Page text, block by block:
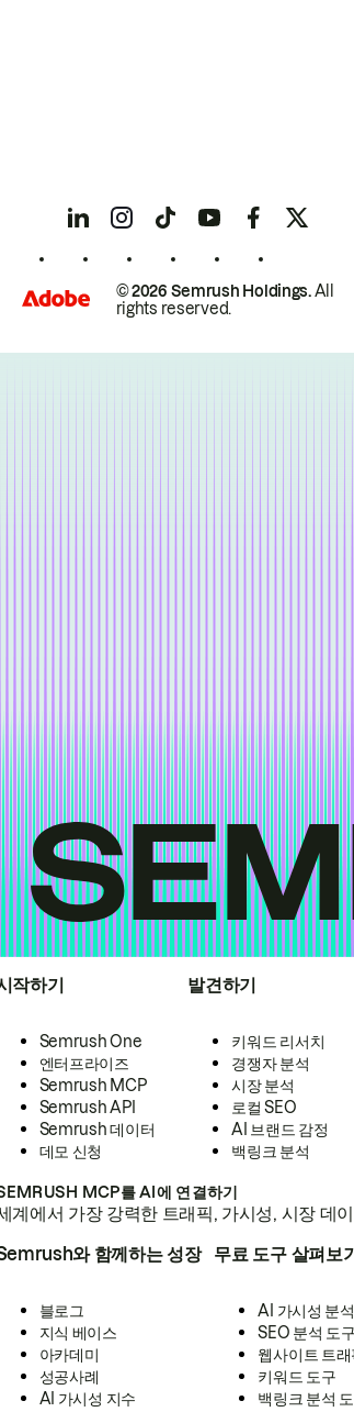
작하기
Semrush One
엔터프라이즈
Semrush MCP
Semrush API
Semrush 데이터
데모 신청
발견하기
키워드 리서치
경쟁자 분석
시장 분석
로컬 SEO
AI 브랜드 감정
백링크 분석
MCP를 AI에 연결하기
계에서 가장 강력한 트래픽, 가시성, 시장 데
와 함께하는 성장
블로그
지식 베이스
아카데미
성공사례
AI 가시성 지수
무료 도구 살펴보
AI 가시성 분
SEO 분석 도구
웹사이트 트
키워드 도구
백링크 분석
© 2026 Semrush Holdings.All
rights reserved.